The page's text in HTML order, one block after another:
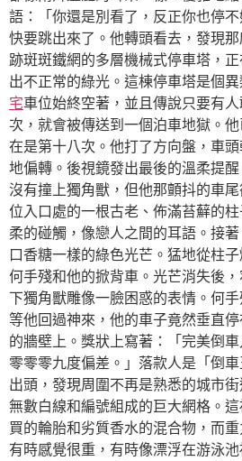
語：「你還是別看了，反正你也停
快要跳出來了。他轉頭看去，發現
跡斑斑鐵網的多層機械式停車塔，
出不正常的綠光。這棟停車塔是個
宅車位始終空著，並且傳說只要有
次，就會被傳送到一個泊車地獄。
在是第十八次。他打了方向盤，車
地偏轉。後視鏡發出最後的溫柔提
沒有撞上獨角獸，但他那顫抖的車
位入口處的一根古老、佈滿苔蘚的
柔的碰觸，像戀人之間的耳語。接
口香糖一樣的綠色光芒。猛地從柱
何手殘和他的掀背車。光芒消失後
下獨角獸雕像一臉困惑的表情。何
等他回過神來，他的車子竟然垂直
的牆壁上。獎狀上寫著：「完美倒
零零零九度偏差。」落款人是「倒
出頭，發現周圍不再是熟悉的城市
無數白線和編號組成的巨大網格。
買的輪胎和劣質香水的混合物，而
有時感覺很重，有時像漂浮在游泳